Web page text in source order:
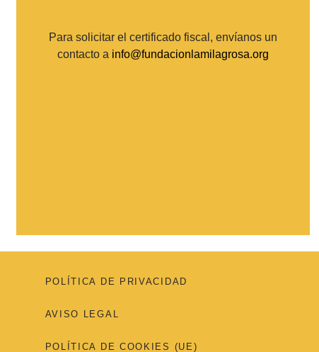
Para solicitar el certificado fiscal, envíanos un
contacto a info@fundacionlamilagrosa.org
POLÍTICA DE PRIVACIDAD
AVISO LEGAL
POLÍTICA DE COOKIES (UE)